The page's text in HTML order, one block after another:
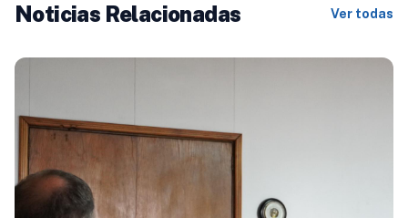
Noticias Relacionadas Ver todas